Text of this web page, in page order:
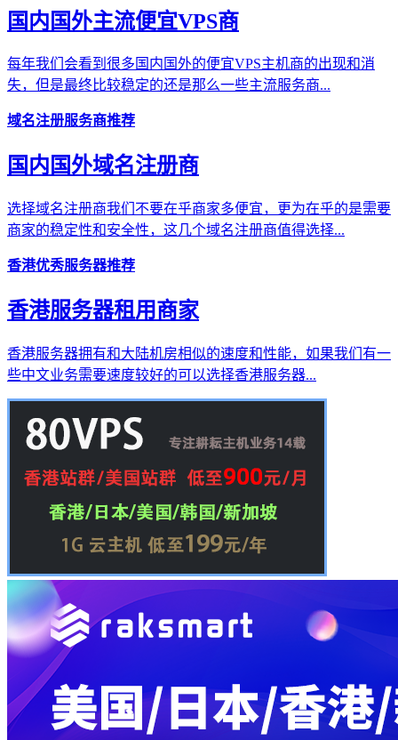
国内国外主流便宜VPS商
每年我们会看到很多国内国外的便宜VPS主机商的出现和消
失，但是最终比较稳定的还是那么一些主流服务商...
域名注册服务商推荐
国内国外域名注册商
选择域名注册商我们不要在乎商家多便宜，更为在乎的是需要
商家的稳定性和安全性，这几个域名注册商值得选择...
香港优秀服务器推荐
香港服务器租用商家
香港服务器拥有和大陆机房相似的速度和性能，如果我们有一
些中文业务需要速度较好的可以选择香港服务器...